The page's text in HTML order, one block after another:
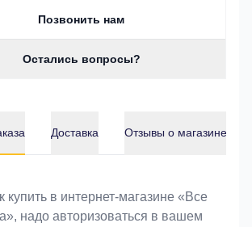
Позвонить нам
Остались вопросы?
Доставка Отзывы о магазине
купить в интернет-магазине «Bce
надо авторизоваться в вашем